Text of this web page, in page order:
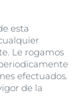
esta
Le rogamos
efectuados.
de la